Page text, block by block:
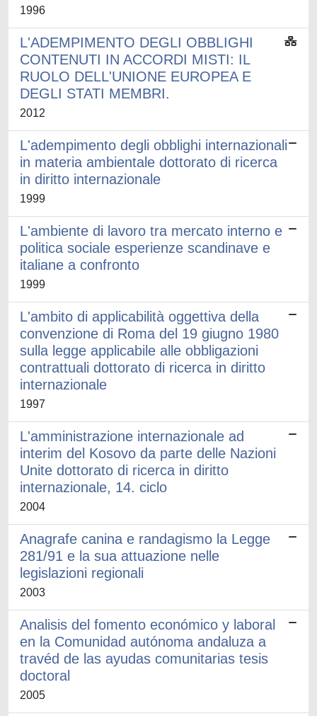
1996
L'ADEMPIMENTO DEGLI OBBLIGHI
CONTENUTI IN ACCORDI MISTI: IL
RUOLO DELL'UNIONE EUROPEA E
DEGLI STATI MEMBRI.
2012
L'adempimento degli obblighi internazionali
in materia ambientale dottorato di ricerca
in diritto internazionale
1999
L'ambiente di lavoro tra mercato interno e
politica sociale esperienze scandinave e
italiane a confronto
1999
L'ambito di applicabilità oggettiva della
convenzione di Roma del 19 giugno 1980
sulla legge applicabile alle obbligazioni
contrattuali dottorato di ricerca in diritto
internazionale
1997
L'amministrazione internazionale ad
interim del Kosovo da parte delle Nazioni
Unite dottorato di ricerca in diritto
internazionale, 14. ciclo
2004
Anagrafe canina e randagismo la Legge
281/91 e la sua attuazione nelle
legislazioni regionali
2003
Analisis del fomento económico y laboral
en la Comunidad autónoma andaluza a
travéd de las ayudas comunitarias tesis
doctoral
2005